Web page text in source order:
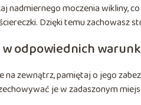
nadmiernego moczenia
Dzięki temu zachowasz
odpowiednich
na zewnątrz, pamiętaj o jego
je w zadaszonym